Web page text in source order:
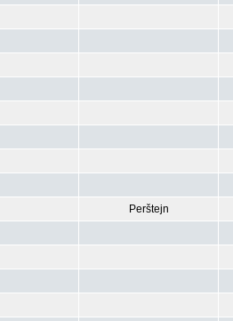
Perštejn